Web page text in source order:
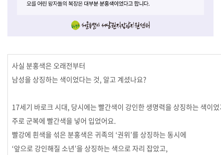
사실 분홍색은 오래전부터
남성을 상징하는 색이었다는 것, 알고 계셨나요?
17세기 바로크 시대, 당시에는 빨간색이 강인한 생명력을 상징하는 색이
주로 군복에 빨간색을 넣어 입었어요.
빨강에 흰색을 섞은 분홍색은 귀족의 ‘권위’를 상징하는 동시에
‘앞으로 강인해질 소년’을 상징하는 색으로 자리 잡았고,